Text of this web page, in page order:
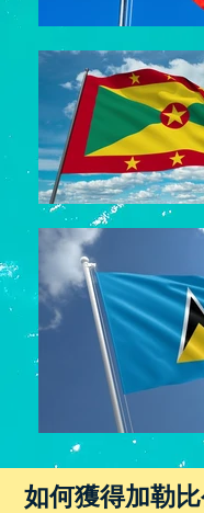
如何獲得加勒